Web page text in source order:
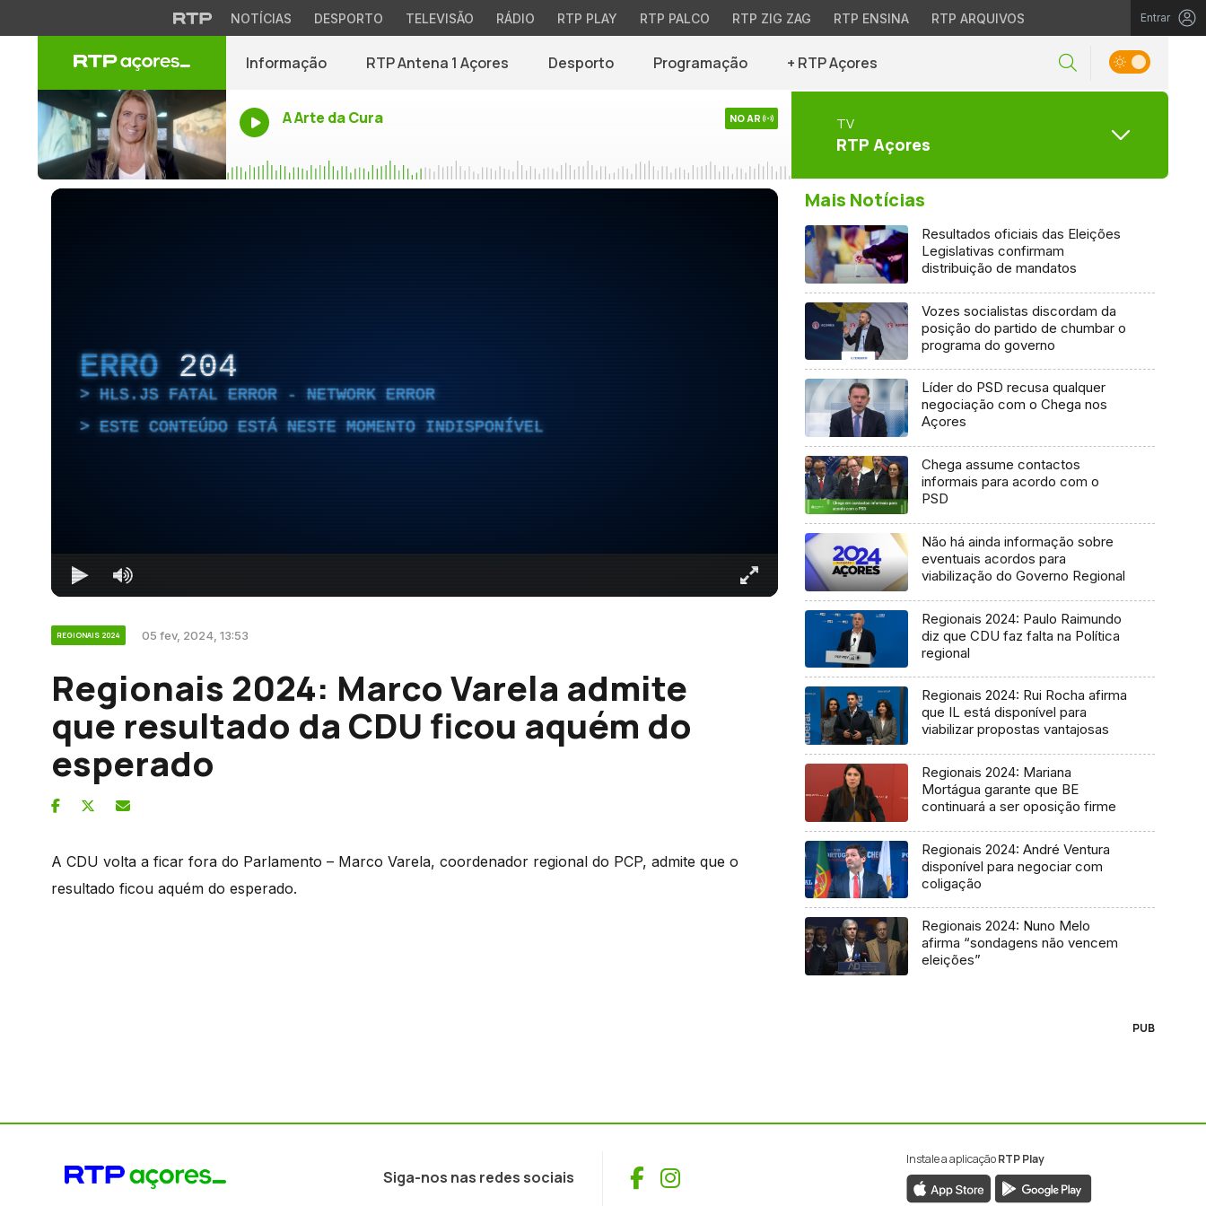
NOTÍCIAS DESPORTO TELEVISÃO RÁDIO RTP PLAY RTP PALCO RTP ZIG ZAG RTP ENSINA RTP ARQUIVOS Entrar
Informação RTP Antena 1 Açores Desporto Programação + RTP Açores
A Arte da Cura NO AR TV
RTP Açores
ERRO 204
HLS.JS FATAL ERROR - NETWORK ERROR
ESTE CONTEÚDO ESTÁ NESTE MOMENTO INDISPONÍVEL
REGIONAIS 2024 05 fev, 2024, 13:53
Regionais 2024: Marco Varela admite
que resultado da CDU ficou aquém do
esperado
A CDU volta a ficar fora do Parlamento – Marco Varela, coordenador regional do PCP, admite que o
resultado ficou aquém do esperado.
Mais Notícias
Resultados oficiais das Eleições
Legislativas confirmam
distribuição de mandatos
Vozes socialistas discordam da
posição do partido de chumbar o
programa do governo
Líder do PSD recusa qualquer
negociação com o Chega nos
Açores
Chega assume contactos
informais para acordo com o
PSD
Não há ainda informação sobre
eventuais acordos para
viabilização do Governo Regional
Regionais 2024: Paulo Raimundo
diz que CDU faz falta na Política
regional
Regionais 2024: Rui Rocha afirma
que IL está disponível para
viabilizar propostas vantajosas
Regionais 2024: Mariana
Mortágua garante que BE
continuará a ser oposição firme
Regionais 2024: André Ventura
disponível para negociar com
coligação
Regionais 2024: Nuno Melo
afirma “sondagens não vencem
eleições”
PUB
Siga-nos nas redes sociais Facebook
Instagram
Instale a aplicaçãoRTP Play